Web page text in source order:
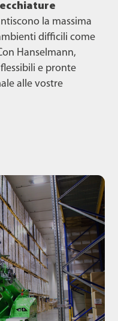
la massima
difficili come
Hanselmann,
e pronte
alle vostre